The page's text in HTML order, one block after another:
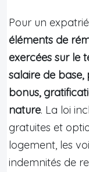
Pour un
éléments de
exercées sur le
salaire de base,
bonus,
nature. La loi
gratuites et
logement, les
indemnités de